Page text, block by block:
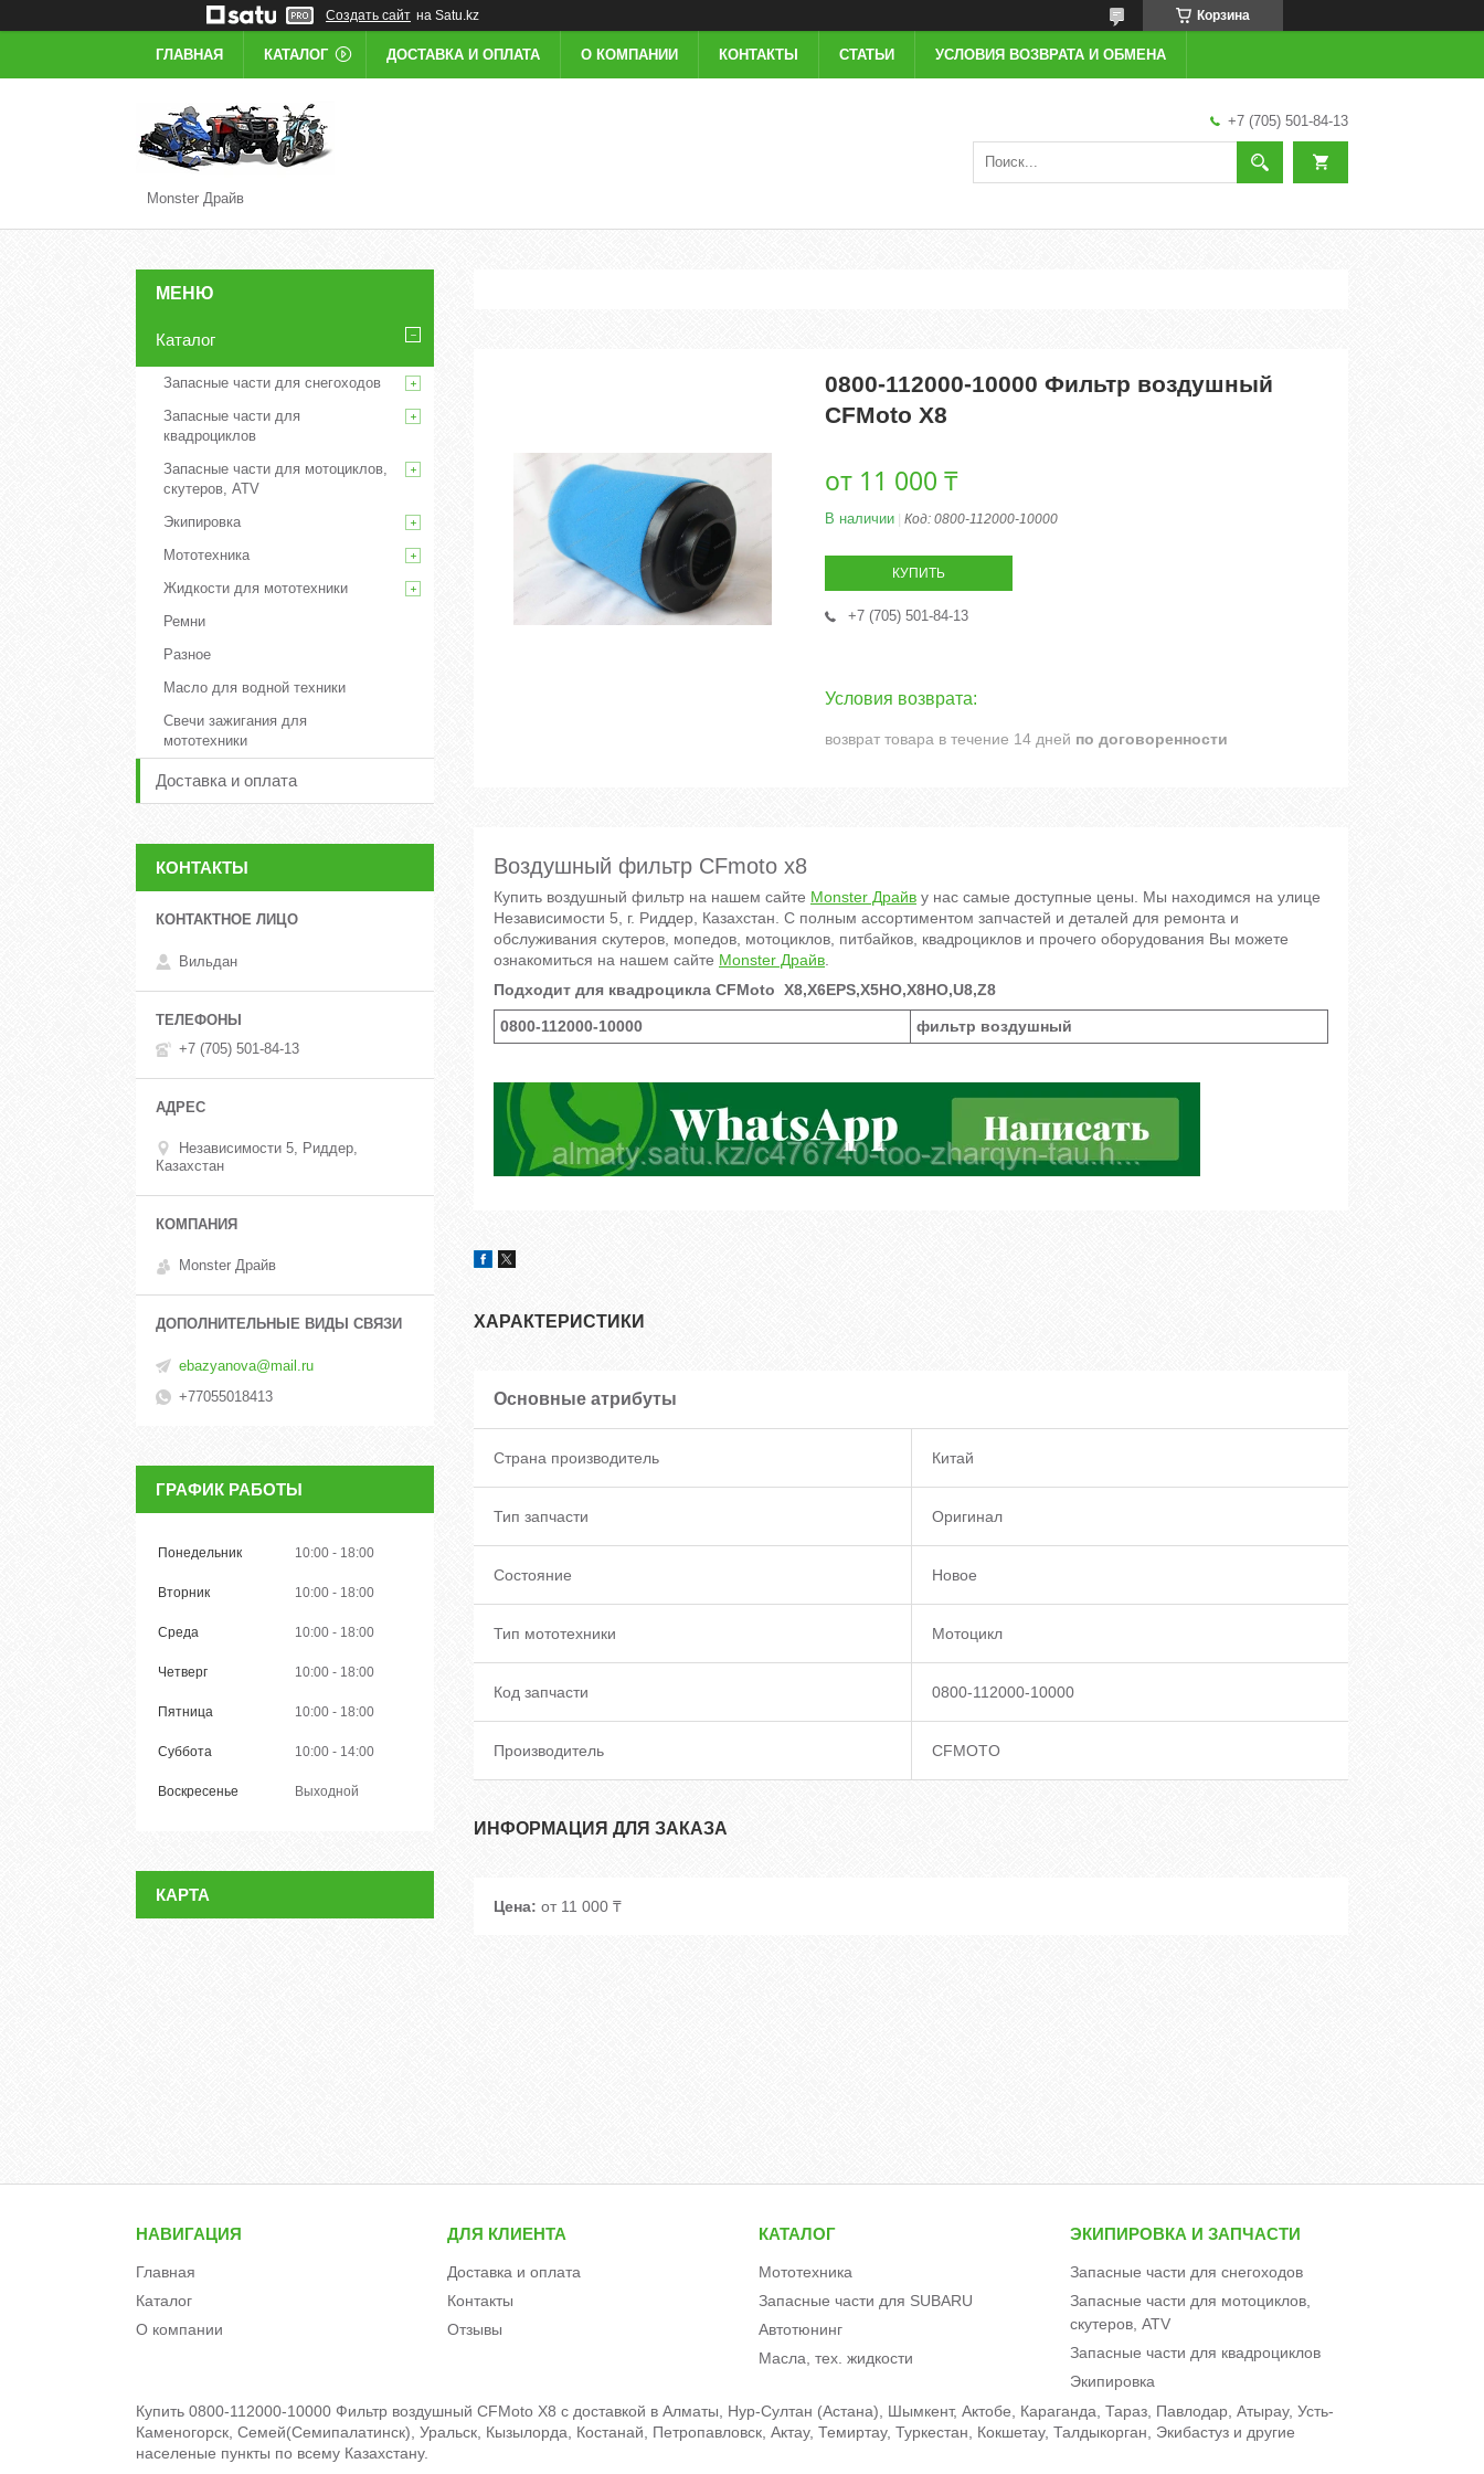
Создать сайт на Satu.kz Корзина
ГЛАВНАЯ КАТАЛОГ ДОСТАВКА И ОПЛАТА О КОМПАНИИ КОНТАКТЫ СТАТЬИ УСЛОВИЯ ВОЗВРАТА И ОБМЕНА
Monster Драйв
+7 (705) 501-84-13
0800-112000-10000 Фильтр воздушный
CFMoto X8
от 11 000 ₸
В наличии Код: 0800-112000-10000
КУПИТЬ
+7 (705) 501-84-13
возврат товара в течение 14 дней по договоренности
Воздушный фильтр CFmoto x8
Купить воздушный фильтр на нашем сайте Monster Драйв у нас самые доступные цены. Мы находимся на улице
Независимости 5, г. Риддер, Казахстан. С полным ассортиментом запчастей и деталей для ремонта и
обслуживания скутеров, мопедов, мотоциклов, питбайков, квадроциклов и прочего оборудования Вы можете
ознакомиться на нашем сайте Monster Драйв.
Подходит для квадроцикла CFMoto X8,X6EPS,X5HO,X8HO,U8,Z8
0800-112000-10000 фильтр воздушный
ХАРАКТЕРИСТИКИ
Основные атрибуты
Страна производитель Китай
Тип запчасти Оригинал
Состояние Новое
Тип мототехники Мотоцикл
Код запчасти 0800-112000-10000
Производитель CFMOTO
ИНФОРМАЦИЯ ДЛЯ ЗАКАЗА
Цена: от 11 000 ₸
Каталог
Запасные части для снегоходов
Запасные части для
квадроциклов
Запасные части для мотоциклов,
скутеров, ATV
Экипировка
Мототехника
Жидкости для мототехники
Ремни
Разное
Масло для водной техники
Свечи зажигания для
мототехники
Доставка и оплата
КОНТАКТЫ
Вильдан
+7 (705) 501-84-13
Независимости 5, Риддер,
Казахстан
Monster Драйв
ebazyanova@mail.ru
+77055018413
ГРАФИК РАБОТЫ
Понедельник 10:00 18:00
Вторник 10:00 18:00
Среда 10:00 18:00
Четверг 10:00 18:00
Пятница 10:00 18:00
Суббота 10:00 14:00
Воскресенье Выходной
КАРТА
НАВИГАЦИЯ
Главная
Каталог
О компании
ДЛЯ КЛИЕНТА
Доставка и оплата
Контакты
Отзывы
КАТАЛОГ
Мототехника
Запасные части для SUBARU
Автотюнинг
Масла, тех. жидкости
ЭКИПИРОВКА И ЗАПЧАСТИ
Запасные части для снегоходов
Запасные части для мотоциклов,
скутеров, ATV
Запасные части для квадроциклов
Экипировка
Купить 0800-112000-10000 Фильтр воздушный CFMoto X8 c доставкой в Алматы, Нур-Султан (Астана), Шымкент, Актобе, Караганда, Тараз, Павлодар, Атырау, Усть-
Каменогорск, Семей(Семипалатинск), Уральск, Кызылорда, Костанай, Петропавловск, Актау, Темиртау, Туркестан, Кокшетау, Талдыкорган, Экибастуз и другие
населеные пункты по всему Казахстану.